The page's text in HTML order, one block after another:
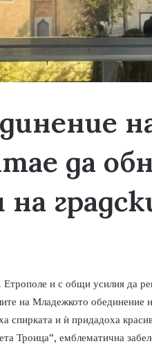
e да
и с общи усилия да
на Младежкото
спирката и ѝ придадоха
Троица“, емблематична